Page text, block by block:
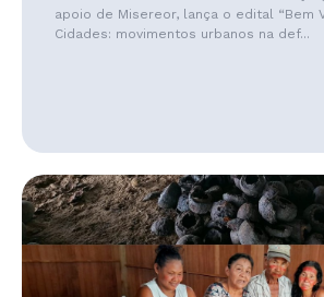
apoio de Misereor, lança o edital “Bem
Cidades: movimentos urbanos na def...